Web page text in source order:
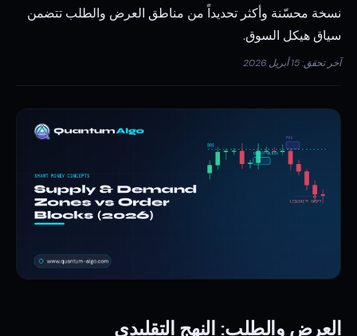
نسخة محسّنة وأكثر تحديداً من مناطق العرض والطلب تتضمن
سياق هيكل السوق.
آخر تحقق: 15 أبريل 2026
العرض والطلب: النهج التقليدي